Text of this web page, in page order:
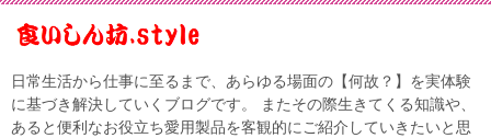
日常生活から仕事に至るまで、あらゆる場面の【何故？】を実体験
に基づき解決していくブログです。 またその際生きてくる知識や、
あると便利なお役立ち愛用製品を客観的にご紹介していきたいと思